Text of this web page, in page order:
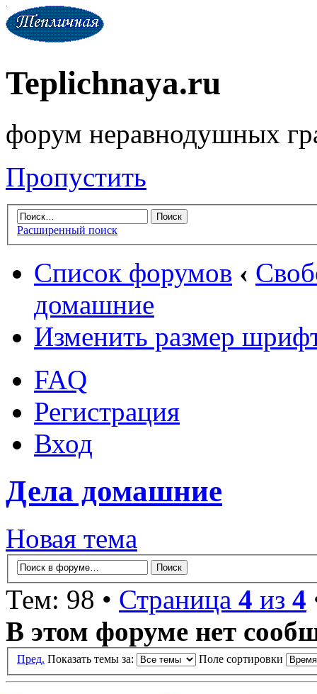
Teplichnaya.ru
форум неравнодушных
Пропустить
Расширенный поиск
Список форумов ‹
домашние
Изменить размер
FAQ
Регистрация
Вход
Дела домашние
Новая тема
Тем: 98 • Страница 4 из 4
В этом форуме нет
Пред. Показать темы за: Поле сортировки